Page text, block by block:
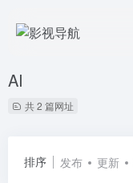
AI
共 2 篇网址
排序 发布 更新